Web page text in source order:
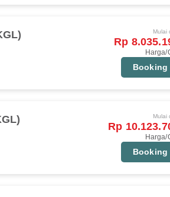
Mulai
Rp
Harga/
Booking
Mulai
Rp
Harga/
Booking